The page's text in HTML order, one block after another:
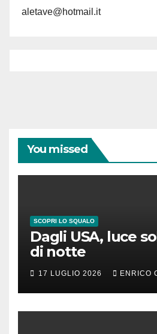
aletave@hotmail.it
You missed
SCOPRI LO SQUALO
Dagli USA, luce
di notte
17 LUGLIO 2026 ENRICO